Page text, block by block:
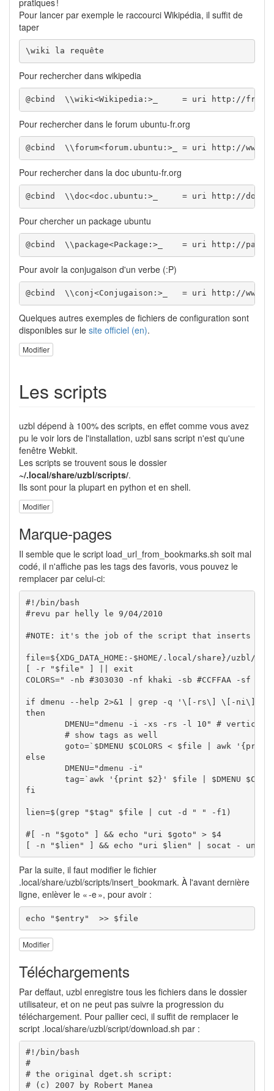
Pour lancer par exemple le raccourci Wikipédia, il suffit de
taper
\wiki la requête
Pour rechercher dans wikipedia
@cbind  \\wiki<Wikipedia:>_     = uri http://
Pour rechercher dans le forum ubuntu-fr.org
@cbind  \\forum<forum.ubuntu:>_ = uri http://
Pour rechercher dans la doc ubuntu-fr.org
@cbind  \\doc<doc.ubuntu:>_     = uri http://
Pour chercher un package ubuntu
@cbind  \\package<Package:>_    = uri http://
Pour avoir la conjugaison d'un verbe (:P)
@cbind  \\conj<Conjugaison:>_   = uri http://
Quelques autres exemples de fichiers de configuration sont
disponibles sur le site officiel (en).
Modifier
Les scripts
uzbl dépend à 100% des scripts, en effet comme vous avez
pu le voir lors de l'installation, uzbl sans script n'est qu'une
fenêtre Webkit.
Les scripts se trouvent sous le dossier
~/.local/share/uzbl/scripts/.
Ils sont pour la plupart en python et en shell.
Modifier
Marque-pages
Il semble que le script load_url_from_bookmarks.sh soit mal
codé, il n'affiche pas les tags des favoris, vous pouvez le
remplacer par celui-ci:
#!/bin/bash
#revu par helly le 9/04/2010
#NOTE: it's the job of the script that inserts
file=${XDG_DATA_HOME:-$HOME/.local/share} /uzbl /
-r " $file "
exit
COLORS=" -nb #303030 -nf khaki -sb #CCFFAA -sf
if dmenu --help 2>&1 grep -q
'\[-rs\] \[-ni\]
then
DMENU="dmenu -i -xs -rs -l 10"
# vertical
# show tags as well
goto=` $DMENU $COLORS < $file awk
'{print
else
DMENU="dmenu -i"
tag=` awk '{print $2}' $file $DMENU
fi
lien=$ ( grep " $tag " $file cut -d " " -f1 )
#[ -n "$goto" ] && echo "uri $goto" > $4
-n " $lien " && echo "uri $lien " socat - unix-
Par la suite, il faut modifier le fichier
.local/share/uzbl/scripts/insert_bookmark. À l'avant dernière
ligne, enlèver le « -e », pour avoir :
echo " $entry" >> $file
Modifier
Téléchargements
Par deffaut, uzbl enregistre tous les fichiers dans le dossier
utilisateur, et on ne peut pas suivre la progression du
téléchargement. Pour pallier ceci, il suffit de remplacer le
script .local/share/uzbl/script/download.sh par :
#!/bin/bash
#
# the original dget.sh script:
# (c) 2007 by Robert Manea